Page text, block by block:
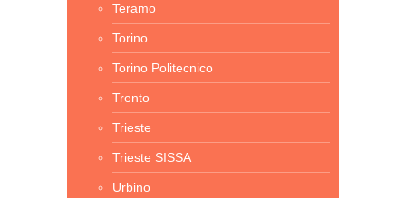
Teramo
Torino
Torino Politecnico
Trento
Trieste
Trieste SISSA
Urbino